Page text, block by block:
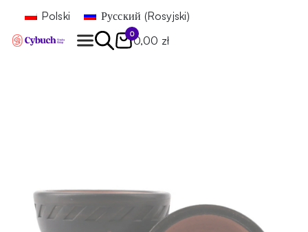
Polski Русский (Rosyjski)
0
0,00 zł